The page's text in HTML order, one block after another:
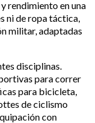
rendimiento en una
ni de ropa táctica,
militar, adaptadas
disciplinas.
para correr
para bicicleta,
de ciclismo
con